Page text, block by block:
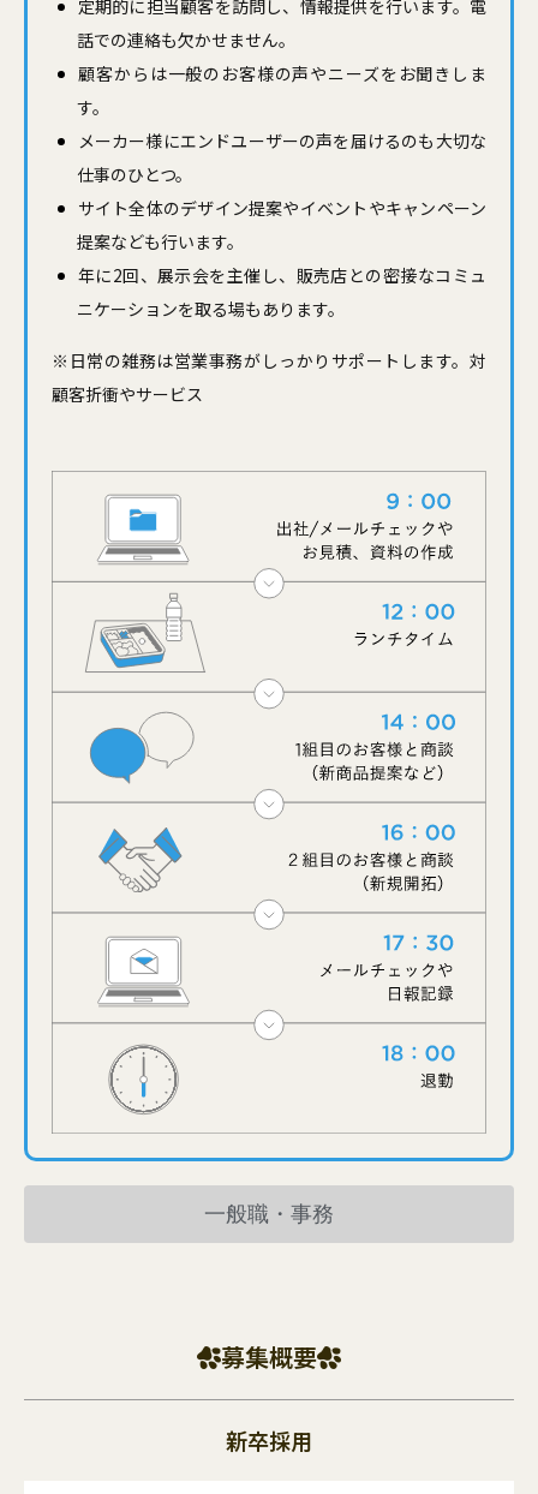
一般職・事務
定期的に担当顧客を訪問し、情報提供を行います。電
話での連絡も欠かせません。
顧客からは一般のお客様の声やニーズをお聞きしま
す。
メーカー様にエンドユーザーの声を届けるのも大切な
仕事のひとつ。
サイト全体のデザイン提案やイベントやキャンペーン
提案なども行います。
年に2回、展示会を主催し、販売店との密接なコミュ
ニケーションを取る場もあります。
※日常の雑務は営業事務がしっかりサポートします。対
顧客折衝やサービス
募集概要
新卒採用